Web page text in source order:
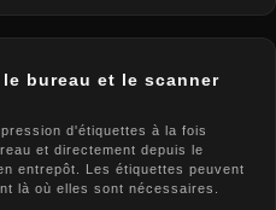
bureau et le scanner
d'étiquettes à la fois
et directement depuis le
entrepôt. Les étiquettes peuvent
là où elles sont nécessaires.